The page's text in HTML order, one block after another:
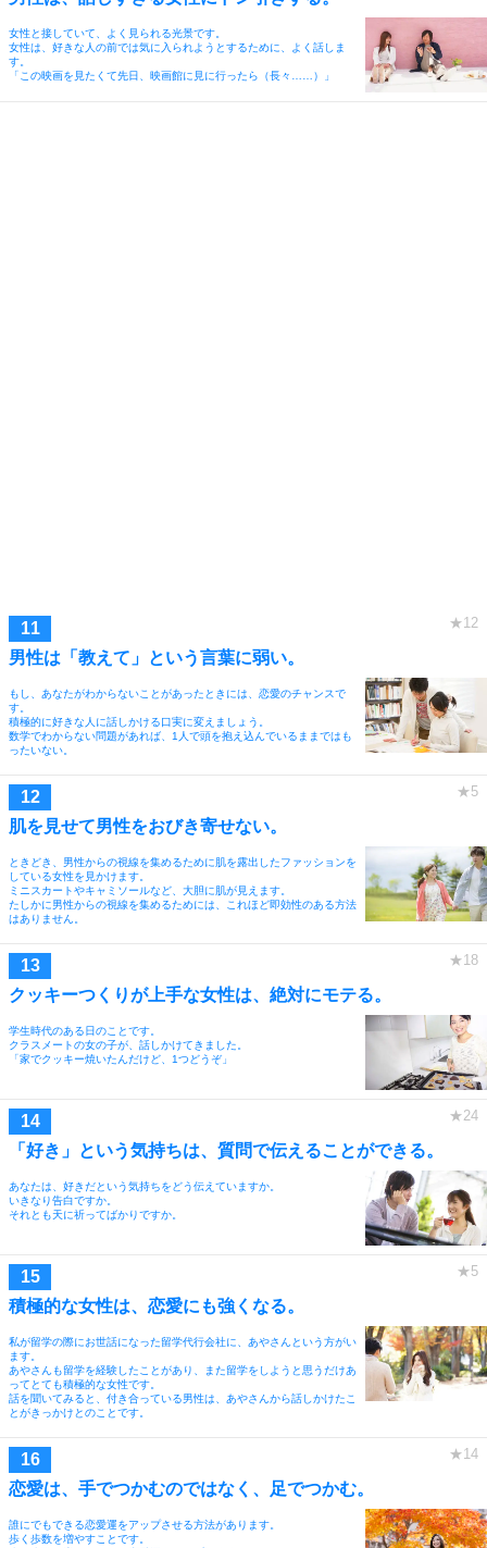
女性と接していて、よく見られる光景です。
女性は、好きな人の前では気に入られようとするために、よく話しま
す。
「この映画を見たくて先日、映画館に見に行ったら（長々……）」
男性は「教えて」という言葉に弱い。
もし、あなたがわからないことがあったときには、恋愛のチャンスで
す。
積極的に好きな人に話しかける口実に変えましょう。
数学でわからない問題があれば、1人で頭を抱え込んでいるままではも
ったいない。
肌を見せて男性をおびき寄せない。
ときどき、男性からの視線を集めるために肌を露出したファッションを
している女性を見かけます。
ミニスカートやキャミソールなど、大胆に肌が見えます。
たしかに男性からの視線を集めるためには、これほど即効性のある方法
はありません。
クッキーつくりが上手な女性は、絶対にモテる。
学生時代のある日のことです。
クラスメートの女の子が、話しかけてきました。
「家でクッキー焼いたんだけど、1つどうぞ」
「好き」という気持ちは、質問で伝えることができる。
あなたは、好きだという気持ちをどう伝えていますか。
いきなり告白ですか。
それとも天に祈ってばかりですか。
積極的な女性は、恋愛にも強くなる。
私が留学の際にお世話になった留学代行会社に、あやさんという方がい
ます。
あやさんも留学を経験したことがあり、また留学をしようと思うだけあ
ってとても積極的な女性です。
話を聞いてみると、付き合っている男性は、あやさんから話しかけたこ
とがきっかけとのことです。
恋愛は、手でつかむのではなく、足でつかむ。
誰にでもできる恋愛運をアップさせる方法があります。
歩く歩数を増やすことです。